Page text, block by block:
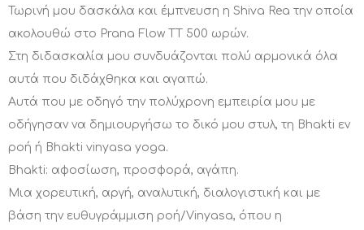
Τωρινή μου δασκάλα και έμπνευση η Shiva Rea την οποία
ακολουθώ στο Prana Flow ΤΤ 500 ωρών.
Στη διδασκαλία μου συνδυάζονται πολύ αρμονικά όλα
αυτά που διδάχθηκα και αγαπώ.
Αυτά που με οδηγό την πολύχρονη εμπειρία μου με
οδήγησαν να δημιουργήσω το δικό μου στυλ, τη Bhakti εν
ροή ή Bhakti vinyasa yoga.
Bhakti: αφοσίωση, προσφορά, αγάπη.
Μια χορευτική, αργή, αναλυτική, διαλογιστική και με
βάση την ευθυγράμμιση ροή/Vinyasa, όπου η